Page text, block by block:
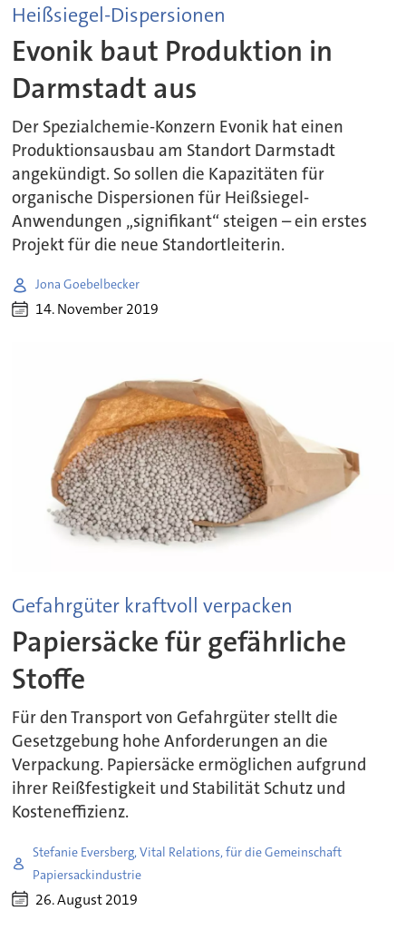
Heißsiegel-Dispersionen
Evonik baut Produktion in
Darmstadt aus
Der Spezialchemie-Konzern Evonik hat einen
Produktionsausbau am Standort Darmstadt
angekündigt. So sollen die Kapazitäten für
organische Dispersionen für Heißsiegel-
Anwendungen „signifikant“ steigen – ein erstes
Projekt für die neue Standortleiterin.
Jona Goebelbecker
14. November 2019
Gefahrgüter kraftvoll verpacken
Papiersäcke für gefährliche
Stoffe
Für den Transport von Gefahrgüter stellt die
Gesetzgebung hohe Anforderungen an die
Verpackung. Papiersäcke ermöglichen aufgrund
ihrer Reißfestigkeit und Stabilität Schutz und
Kosteneffizienz.
Stefanie Eversberg, Vital Relations, für die Gemeinschaft
Papiersackindustrie
26. August 2019